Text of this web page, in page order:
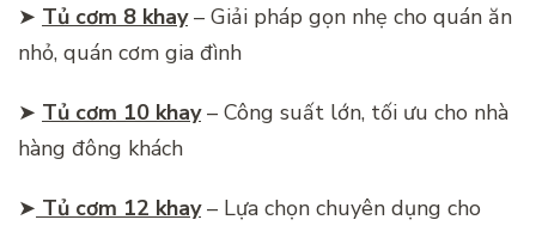
➤ Tủ cơm 8 khay– Giải pháp gọn nhẹ cho quán ăn
nhỏ, quán cơm gia đình
➤ Tủ cơm 10 khay– Công suất lớn, tối ưu cho nhà
hàng đông khách
➤ Tủ cơm 12 khay– Lựa chọn chuyên dụng cho